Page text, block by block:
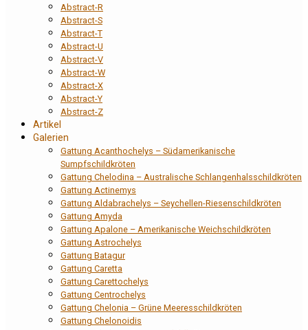
Abstract-R
Abstract-S
Abstract-T
Abstract-U
Abstract-V
Abstract-W
Abstract-X
Abstract-Y
Abstract-Z
Artikel
Galerien
Gattung Acanthochelys – Südamerikanische
Sumpfschildkröten
Gattung Chelodina – Australische Schlangenhalsschildkröten
Gattung Actinemys
Gattung Aldabrachelys – Seychellen-Riesenschildkröten
Gattung Amyda
Gattung Apalone – Amerikanische Weichschildkröten
Gattung Astrochelys
Gattung Batagur
Gattung Caretta
Gattung Carettochelys
Gattung Centrochelys
Gattung Chelonia – Grüne Meeresschildkröten
Gattung Chelonoidis